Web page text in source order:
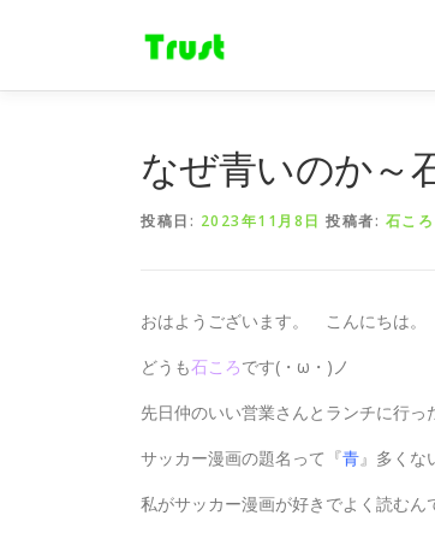
ン
なぜ青いのか～
投稿日: 2023年11月8日 投稿者: 石ころ
おはようございます。 こんにちは
どうも石ころです(・ω・)ノ
先日仲のいい営業さんとランチに行っ
サッカー漫画の題名って『青』多くな
私がサッカー漫画が好きでよく読むん